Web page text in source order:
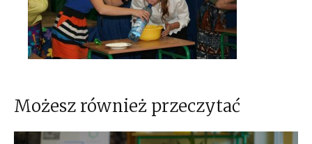
Możesz również przeczytać